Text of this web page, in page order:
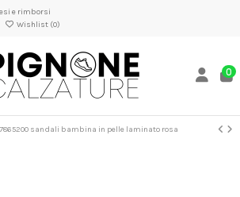
e rimborsi
Wishlist (0)
0
sandali bambina in pelle laminato rosa